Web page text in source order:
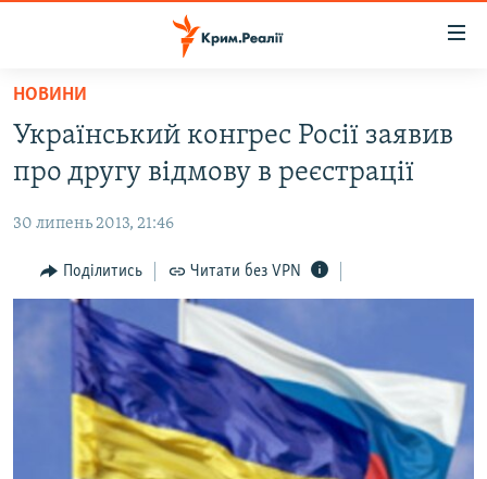
Перейти
основного
матеріалу
Перейти
до
навігації
Перейти
ВОДА.КРИМ
ВІДЕО ТА ФОТО
ПОЛІТИКА
БЛОГИ
ПОГЛЯД
ІНТЕРВ'Ю
ВСЕ ЗА ДЕНЬ
СПЕЦПРОЕКТИ
ДЕПОРТАЦІЯ
ЯК ОБІЙТИ БЛОКУВАННЯ
НОВИНИ
Український конгрес Росії заявив
про другу відмову в реєстрації
30 липень 2013, 21:46
Поділитись Читати без VPN